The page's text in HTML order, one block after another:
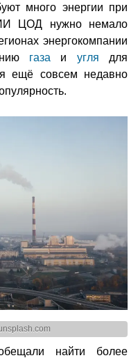
много энергии при
ЦОД нужно немало
энергокомпании
газа и угля для
ещё совсем недавно
найти более